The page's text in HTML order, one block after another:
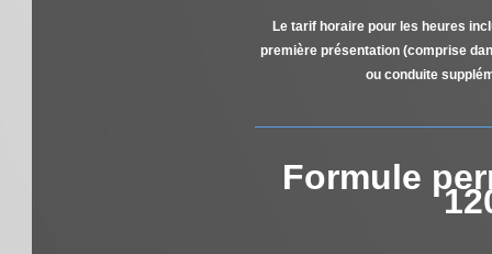
Le tarif horaire pour les heures
première présentation (comprise
ou conduite
Formule